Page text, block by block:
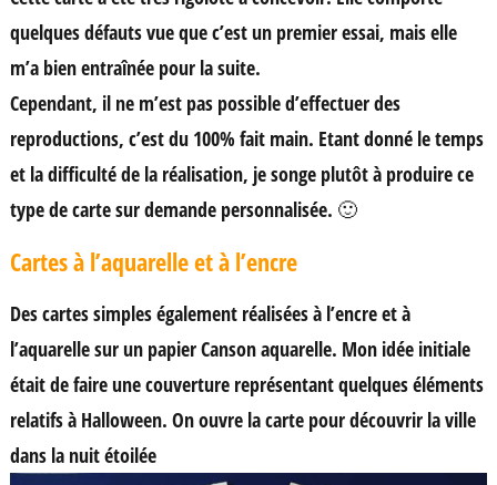
quelques défauts vue que c’est un premier essai, mais elle
m’a bien entraînée pour la suite.
Cependant, il ne m’est pas possible d’effectuer des
reproductions, c’est du 100% fait main. Etant donné le temps
et la difficulté de la réalisation, je songe plutôt à produire ce
type de carte sur demande personnalisée. 🙂
Cartes à l’aquarelle et à l’encre
Des cartes simples également réalisées à l’encre et à
l’aquarelle sur un papier Canson aquarelle. Mon idée initiale
était de faire une couverture représentant quelques éléments
relatifs à Halloween. On ouvre la carte pour découvrir la ville
dans la nuit étoilée